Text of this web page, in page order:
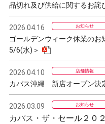
品切れ及び供給に関するお詫
2026.04.16 お知らせ
ゴールデンウィーク休業の
5/6(水)＞
2026.04.10 店舗情報
カパス沖縄 新店オープン決
2026.03.09 お知らせ
カパス・ザ・セール２０